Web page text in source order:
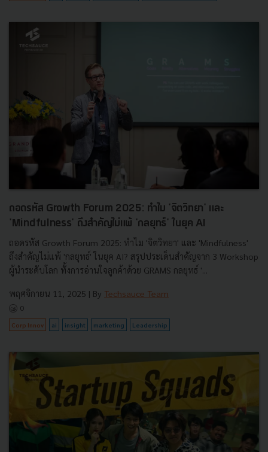
ถอดรหัส Growth Forum 2025: ทำไม 'จิตวิทยา' และ
'Mindfulness' ถึงสำคัญไม่แพ้ 'กลยุทธ์' ในยุค AI
ถอดรหัส Growth Forum 2025: ทำไม 'จิตวิทยา' และ 'Mindfulness'
ถึงสำคัญไม่แพ้ 'กลยุทธ์' ในยุค AI? สรุปประเด็นสำคัญจาก 3 Workshop
ผู้นำระดับโลก ทั้งการอ่านใจลูกค้าด้วย GRAMS กลยุทธ์ '...
พฤศจิกายน 11, 2025 | By Techsauce Team
0
Corp Innov ai insight marketing Leadership